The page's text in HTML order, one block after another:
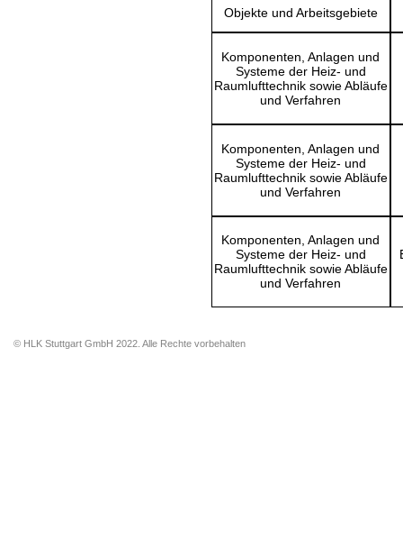
Objekte und Arbeitsgebiete
Komponenten, Anlagen und
Systeme der Heiz- und
Raumlufttechnik sowie Abläufe
und Verfahren
Komponenten, Anlagen und
Systeme der Heiz- und
Raumlufttechnik sowie Abläufe
und Verfahren
Komponenten, Anlagen und
Systeme der Heiz- und
Raumlufttechnik sowie Abläufe
und Verfahren
© HLK Stuttgart GmbH 2022. Alle Rechte vorbehalten